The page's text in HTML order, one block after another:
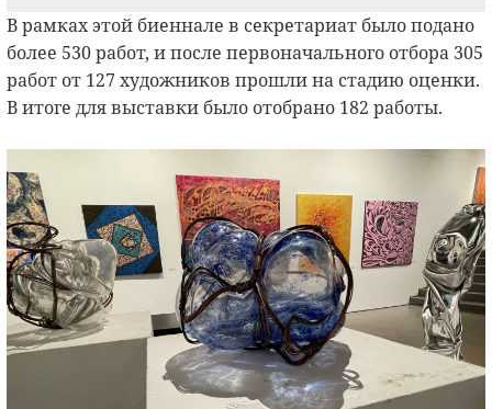
В рамках этой биеннале в секретариат было подано
более 530 работ, и после первоначального отбора 305
работ от 127 художников прошли на стадию оценки.
В итоге для выставки было отобрано 182 работы.